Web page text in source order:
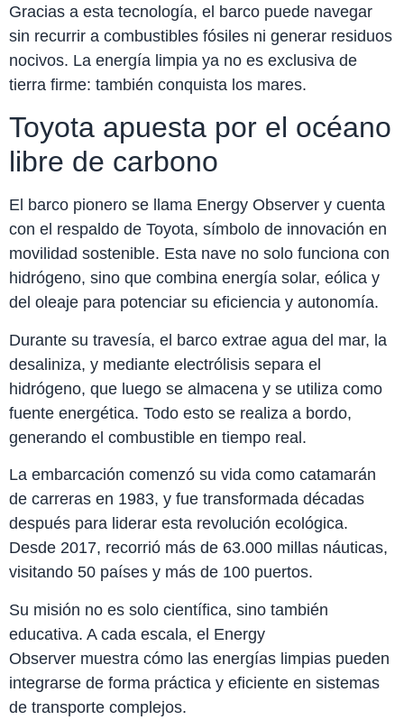
Gracias a esta tecnología, el barco puede navegar
sin recurrir a combustibles fósiles ni generar residuos
nocivos. La energía limpia ya no es exclusiva de
tierra firme: también conquista los mares.
Toyota apuesta por el océano
libre de carbono
El barco pionero se llama Energy Observer y cuenta
con el respaldo de Toyota, símbolo de innovación en
movilidad sostenible. Esta nave no solo funciona con
hidrógeno, sino que combina energía solar, eólica y
del oleaje para potenciar su eficiencia y autonomía.
Durante su travesía, el barco extrae agua del mar, la
desaliniza, y mediante electrólisis separa el
hidrógeno, que luego se almacena y se utiliza como
fuente energética. Todo esto se realiza a bordo,
generando el combustible en tiempo real.
La embarcación comenzó su vida como catamarán
de carreras en 1983, y fue transformada décadas
después para liderar esta revolución ecológica.
Desde 2017, recorrió más de 63.000 millas náuticas,
visitando 50 países y más de 100 puertos.
Su misión no es solo científica, sino también
educativa. A cada escala, el Energy
Observer muestra cómo las energías limpias pueden
integrarse de forma práctica y eficiente en sistemas
de transporte complejos.